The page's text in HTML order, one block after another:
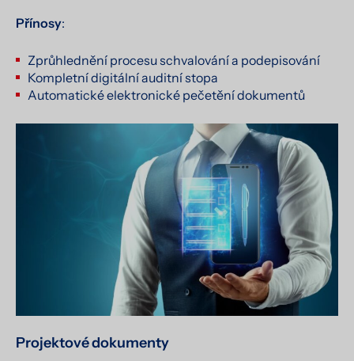
Přínosy:
Zprůhlednění procesu schvalování a podepisování
Kompletní digitální auditní stopa
Automatické elektronické pečetění dokumentů
Projektové dokumenty